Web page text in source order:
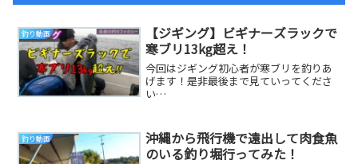
釣り動画
【ジギング】ビギナーズラックで
寒ブリ13kg超え！
今回はジギング初心者が寒ブリを釣りあ
げます！是非最後まで見ていってくださ
い
釣り動画
沖縄から飛行機で遠出して肉食魚
のいる釣り堀行ってみた！